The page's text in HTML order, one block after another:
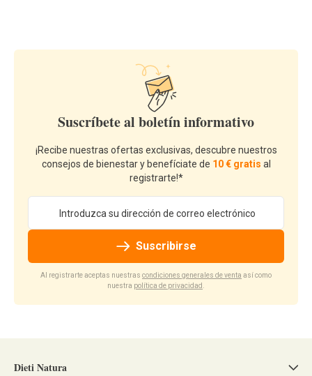
Suscríbete al boletín informativo
¡Recibe nuestras ofertas exclusivas, descubre nuestros
consejos de bienestar y benefíciate de 10 € gratis al
registrarte!*
Suscribirse
Al registrarte aceptas nuestras condiciones generales de venta así como
nuestra política de privacidad .
Dieti Natura